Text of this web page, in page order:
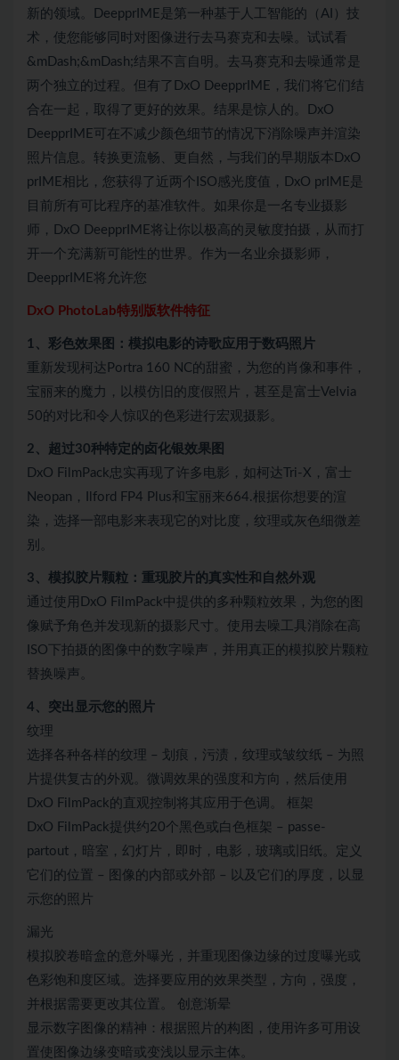
新的领域。DeepprIME是第一种基于人工智能的（AI）技
术，使您能够同时对图像进行去马赛克和去噪。试试看
&mDash;&mDash;结果不言自明。去马赛克和去噪通常是
两个独立的过程。但有了DxO DeepprIME，我们将它们结
合在一起，取得了更好的效果。结果是惊人的。DxO
DeepprIME可在不减少颜色细节的情况下消除噪声并渲染
照片信息。转换更流畅、更自然，与我们的早期版本DxO
prIME相比，您获得了近两个ISO感光度值，DxO prIME是
目前所有可比程序的基准软件。如果你是一名专业摄影
师，DxO DeepprIME将让你以极高的灵敏度拍摄，从而打
开一个充满新可能性的世界。作为一名业余摄影师，
DeepprIME将允许您
DxO PhotoLab特别版软件特征
1、彩色效果图：模拟电影的诗歌应用于数码照片
重新发现柯达Portra 160 NC的甜蜜，为您的肖像和事件，
宝丽来的魔力，以模仿旧的度假照片，甚至是富士Velvia
50的对比和令人惊叹的色彩进行宏观摄影。
2、超过30种特定的卤化银效果图
DxO FilmPack忠实再现了许多电影，如柯达Tri-X，富士
Neopan，Ilford FP4 Plus和宝丽来664.根据你想要的渲
染，选择一部电影来表现它的对比度，纹理或灰色细微差
别。
3、模拟胶片颗粒：重现胶片的真实性和自然外观
通过使用DxO FilmPack中提供的多种颗粒效果，为您的图
像赋予角色并发现新的摄影尺寸。使用去噪工具消除在高
ISO下拍摄的图像中的数字噪声，并用真正的模拟胶片颗粒
替换噪声。
4、突出显示您的照片
纹理
选择各种各样的纹理 – 划痕，污渍，纹理或皱纹纸 – 为照
片提供复古的外观。微调效果的强度和方向，然后使用
DxO FilmPack的直观控制将其应用于色调。 框架
DxO FilmPack提供约20个黑色或白色框架 – passe-
partout，暗室，幻灯片，即时，电影，玻璃或旧纸。定义
它们的位置 – 图像的内部或外部 – 以及它们的厚度，以显
示您的照片
漏光
模拟胶卷暗盒的意外曝光，并重现图像边缘的过度曝光或
色彩饱和度区域。选择要应用的效果类型，方向，强度，
并根据需要更改其位置。 创意渐晕
显示数字图像的精神：根据照片的构图，使用许多可用设
置使图像边缘变暗或变浅以显示主体。